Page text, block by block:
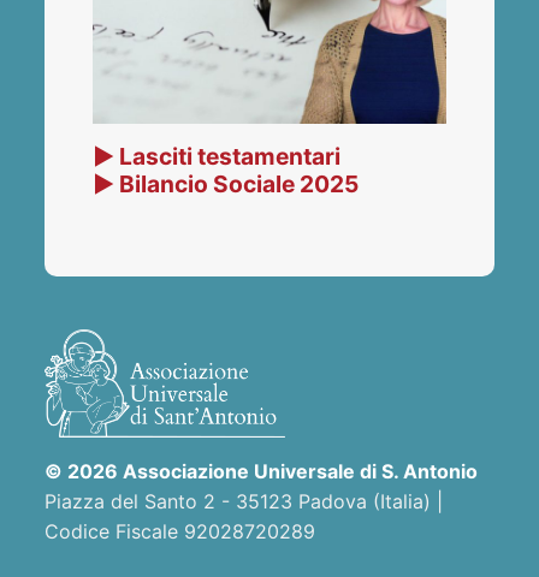
▶ Lasciti testamentari
▶ Bilancio Sociale 2025
© 2026 Associazione Universale di S. Antonio
Piazza del Santo 2 - 35123 Padova (Italia) |
Codice Fiscale 92028720289